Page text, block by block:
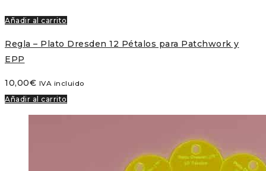
Añadir al carrito
Regla – Plato Dresden 12 Pétalos para Patchwork y
EPP
10,00€ IVA incluido
Añadir al carrito